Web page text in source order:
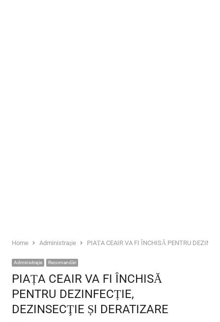
Home Administraţie PIAȚA CEAIR VA FI ÎNCHISĂ PENTRU
Administraţie Recomandări
PIAȚA CEAIR VA FI ÎNCHISĂ
PENTRU DEZINFECȚIE,
DEZINSECŢIE ȘI DERATIZARE